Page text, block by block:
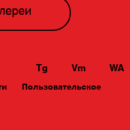
Tg Vm WA
Пользовательское